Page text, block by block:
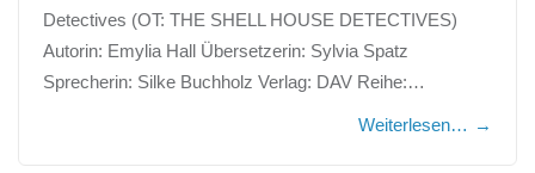
Detectives (OT: THE SHELL HOUSE DETECTIVES)
Autorin: Emylia Hall Übersetzerin: Sylvia Spatz
Sprecherin: Silke Buchholz Verlag: DAV Reihe:…
Weiterlesen… →